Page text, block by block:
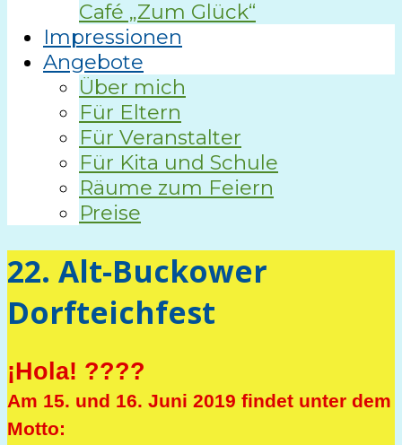
Café „Zum Glück“
Impressionen
Angebote
Über mich
Für Eltern
Für Veranstalter
Für Kita und Schule
Räume zum Feiern
Preise
22. Alt-Buckower
Dorfteichfest
¡Hola! ????
Am 15. und 16. Juni 2019 findet unter dem
Motto: